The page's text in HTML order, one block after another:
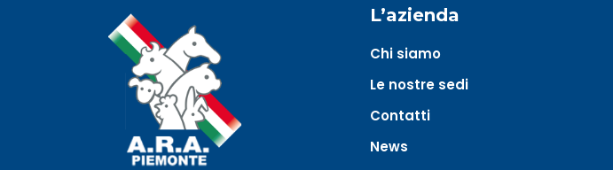
L’azienda
Chi siamo
Le nostre sedi
Contatti
News